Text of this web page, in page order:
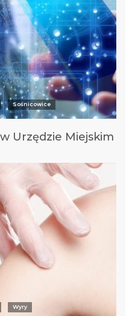
Sośnicowice
Urzędzie Miejskim
Wyry